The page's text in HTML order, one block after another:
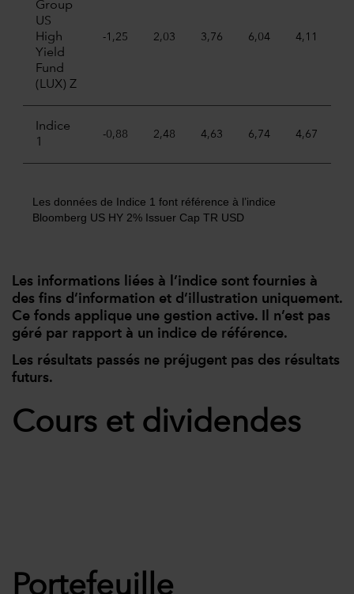
Group
US
High
Yield
Fund
(LUX) Z
-1,25 2,03 3,76 6,04 4,11
Indice
1
-0,88 2,48 4,63 6,74 4,67
Les données de Indice 1 font référence à l’indice
Bloomberg US HY 2% Issuer Cap TR USD
Les informations liées à l’indice sont fournies à
des fins d’information et d’illustration uniquement.
Ce fonds applique une gestion active. Il n’est pas
géré par rapport à un indice de référence.
Les résultats passés ne préjugent pas des résultats
futurs.
Cours et dividendes